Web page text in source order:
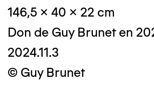
146,5 x 40 x 22 cm
Don de Guy Brunet en
2024.11.3
© Guy Brunet